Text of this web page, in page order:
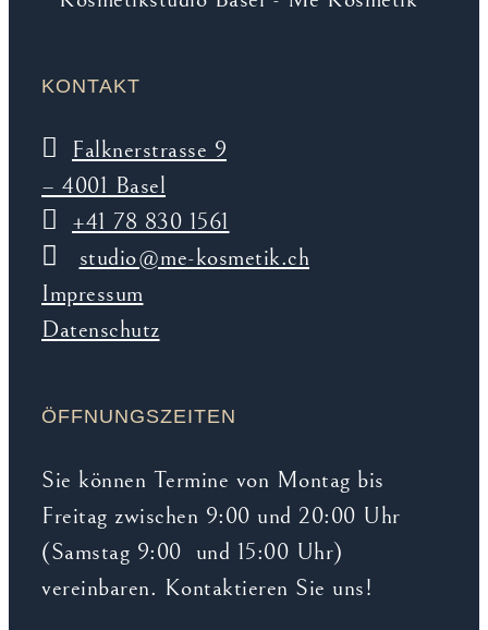
KONTAKT
Falknerstrasse 9
– 4001 Basel
+41 78 830 1561
studio@me-kosmetik.ch
Impressum
Datenschutz
ÖFFNUNGSZEITEN
Sie können Termine von Montag bis
Freitag zwischen 9:00 und 20:00 Uhr
(Samstag 9:00 und 15:00 Uhr)
vereinbaren. Kontaktieren Sie uns!